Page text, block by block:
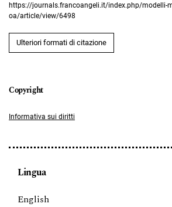
https://journals.francoangeli.it/index.php/modelli-
oa/article/view/6498
Ulteriori formati di citazione
Informativa sui diritti
Lingua
English